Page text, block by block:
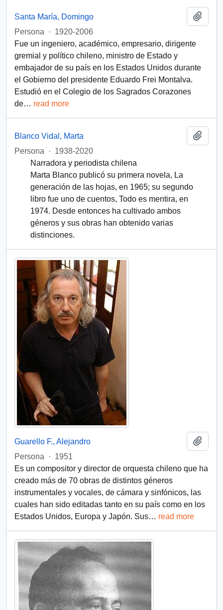
Santa María, Domingo
Persona
· 1920-2006
Fue un ingeniero, académico, empresario, dirigente
gremial y político chileno, ministro de Estado y
embajador de su país en los Estados Unidos durante
el Gobierno del presidente Eduardo Frei Montalva.
Estudió en el Colegio de los Sagrados Corazones
de… read more
Blanco Vidal, Marta
Persona
· 1938-2020
Narradora y periodista chilena
Marta Blanco publicó su primera novela, La
generación de las hojas, en 1965; su segundo
libro fue uno de cuentos, Todo es mentira, en
1974. Desde entonces ha cultivado ambos
géneros y sus obras han obtenido varias
distinciones.
Guarello F., Alejandro
Persona
· 1951
Es un compositor y director de orquesta chileno que ha
creado más de 70 obras de distintos géneros
instrumentales y vocales, de cámara y sinfónicos, las
cuales han sido editadas tanto en su país como en los
Estados Unidos, Europa y Japón. Sus… read more